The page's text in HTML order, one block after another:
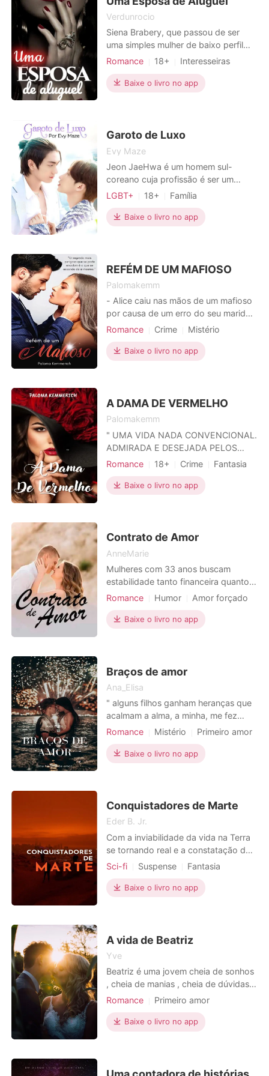
Verdunrocio
Siena Brabery, que passou de ser
uma simples mulher de baixo perfil
para uma mulher exposta à
queria que a marcasse para toda a
vida, agora a seguirá torturando.
de um dia para o outro. Agora,
Romance 18+
Interesseiras
Casamento arranjado
Baixe o livro no app
Garoto de Luxo
Evy Maze
Jeon JaeHwa é um homem sul-
coreano cuja profissão é ser um
acompanhante de luxo. Sem tempo
pontuar ㅡ seu maior almejo é apenas
concluir alguns sonhos e reencontrar
medo do passado tenebroso em que
viveu deveria
LGBT+ 18+
Família
Amor a primeira vista
Homossexual
Encantador
Baixe o livro no app
REFÉM DE UM MAFIOSO
Palomakemm
- Alice caiu nas mãos de um mafioso
por causa de um erro do seu marido
morto . Mas será que foi um erro
porque segundo seu marido falecido,
ela tinha com ela a chave que abria
Romance Crime
Mistério
Traição
Vingança
Máfia
Medrosa Azarada
Baixe o livro no app
A DAMA DE VERMELHO
Palomakemm
" UMA VIDA NADA CONVENCIONAL.
ADMIRADA E DESEJADA PELOS
HOMEMS, E UM CRIME A ONDE ELA
eu sou? Euriane Gomes , mas
conhecida como Ane ou a Dama de
Romance 18+ Crime
Fantasia
Vingança
Armadilha
Encantadora
Dançarino / Cantor
Baixe o livro no app
Contrato de Amor
AnneMarie
Mulheres com 33 anos buscam
estabilidade tanto financeira quanto
emocional. Jessica acreditava possuir
Fernando há três anos e prestes a se
casar ele desaparece com as suas
ultima alternativa é a
Romance Humor
Amor forçado
Casamento após um curto namoro
CEO
Advogados
Baixe o livro no app
Braços de amor
Ana_Elisa
" alguns filhos ganham heranças que
acalmam a alma, a minha, me fez
perde-la" Melissa Charlie é uma
faculdade de medicina, juntamente
com sua amiga Lavínia. Vivendo um
do que tudo sua independência. Na f
Romance Mistério
Primeiro amor
Playboy
Encantador
Charmoso
Baixe o livro no app
Conquistadores de Marte
Eder B. Jr.
Com a inviabilidade da vida na Terra
se tornando real e a constatação da
impossibilidade de viver em Marte a
do corpo humano, cientistas
desenvolvem um novo corpo
forma de transplantar o cérebro de
qua
Sci-fi Suspense
Fantasia
Armadilha
Aristocracia
Baixe o livro no app
A vida de Beatriz
Yve
Beatriz é uma jovem cheia de sonhos
, cheia de manias , cheia de dúvidas.
A jovem está na melhor fase ou na
Romance
Primeiro amor
Encantadora
Baixe o livro no app